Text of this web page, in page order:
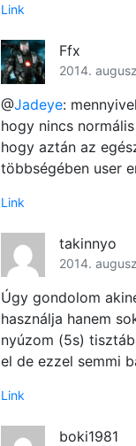
Link
Ffx
2014.
@Jadeye:
hogy nincs
hogy aztán az
többségében user
Link
takinnyo
2014.
Úgy gondolom
használja hanem
nyúzom (5s)
el de ezzel semmi
Link
boki1981